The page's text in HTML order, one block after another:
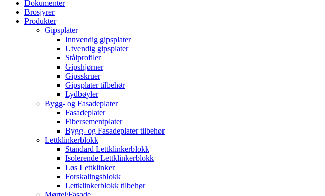
Dokumenter
Brosjyrer
Produkter
Gipsplater
Innvendig gipsplater
Utvendig gipsplater
Stålprofiler
Gipshjørner
Gipsskruer
Gipsplater tilbehør
Lydbøyler
Bygg- og Fasadeplater
Fasadeplater
Fibersementplater
Bygg- og Fasadeplater tilbehør
Lettklinkerblokk
Standard Lettklinkerblokk
Isolerende Lettklinkerblokk
Løs Lettklinker
Forskalingsblokk
Lettklinkerblokk tilbehør